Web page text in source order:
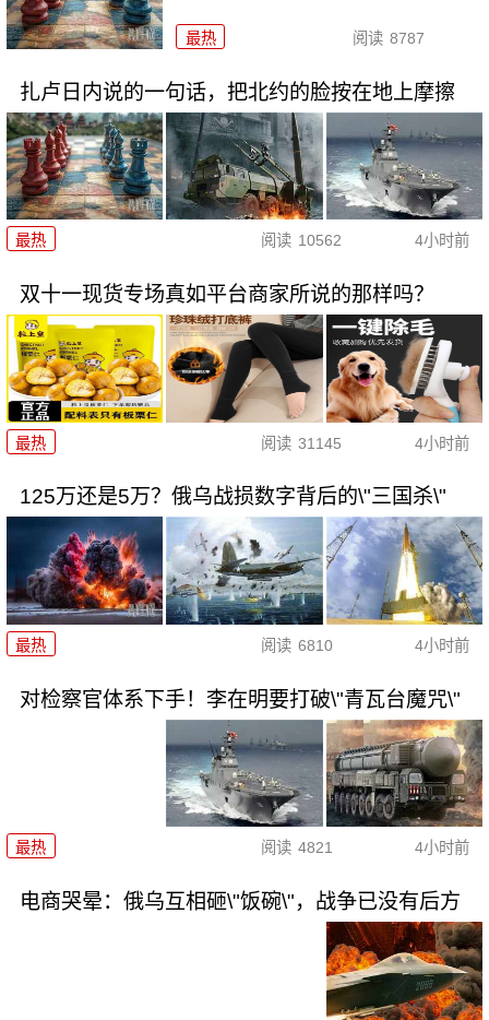
最热 阅读 8787
扎卢日内说的一句话，把北约的脸按在地上摩擦
最热 阅读 10562 4小时前
双十一现货专场真如平台商家所说的那样吗？
最热 阅读 31145 4小时前
125万还是5万？俄乌战损数字背后的\"三国杀\"
最热 阅读 6810 4小时前
对检察官体系下手！李在明要打破\"青瓦台魔咒\"
最热 阅读 4821 4小时前
电商哭晕：俄乌互相砸\"饭碗\"，战争已没有后方